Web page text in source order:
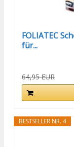
FOLIATEC
für...
64,95 EUR
BESTSELLER NR. 4